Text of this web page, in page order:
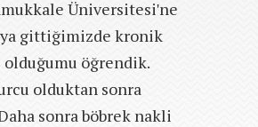
Üniversitesi'ne
gittiğimizde kronik
öğrendik.
olduktan sonra
sonra böbrek nakli